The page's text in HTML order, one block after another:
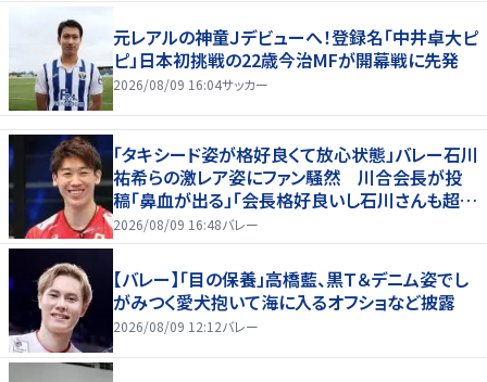
元レアルの神童Ｊデビューへ！登録名「中井卓大ピ
ピ」日本初挑戦の22歳今治MFが開幕戦に先発
2026/08/09 16:04サッカー
「タキシード姿が格好良くて放心状態」バレー石川
祐希らの激レア姿にファン騒然 川合会長が投
稿「鼻血が出る」「会長格好良いし石川さんも超格
好いい」
2026/08/09 16:48バレー
【バレー】「目の保養」高橋藍、黒Ｔ＆デニム姿でし
がみつく愛犬抱いて海に入るオフショなど披露
2026/08/09 12:12バレー